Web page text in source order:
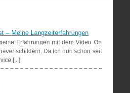
– Meine Langzeiterfahrungen
Erfahrungen mit dem Video On
schildern. Da ich nun schon seit
[...]